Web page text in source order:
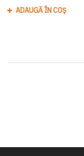
ADAUGĂ ÎN COȘ